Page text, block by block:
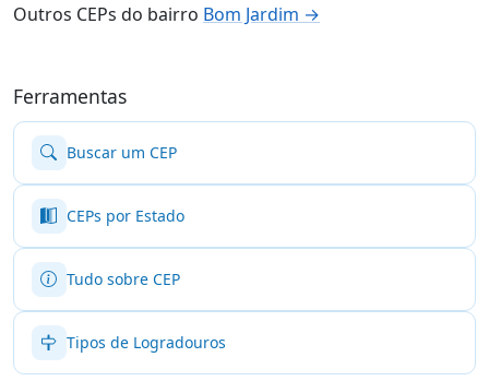
Outros CEPs do bairro Bom Jardim →
Ferramentas
Buscar um CEP
CEPs por Estado
Tudo sobre CEP
Tipos de Logradouros